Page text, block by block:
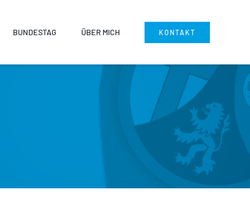
BUNDESTAG ÜBER MICH KONTAKT